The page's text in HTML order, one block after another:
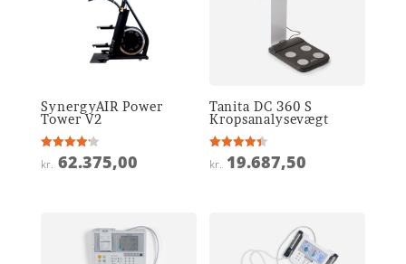
SynergyAIR Power
Tower V2
Vurderet
4.2
kr. 62.375,00
Tanita DC 360 S
Kropsanalysevægt
Vurderet
4.4
kr. 19.687,50